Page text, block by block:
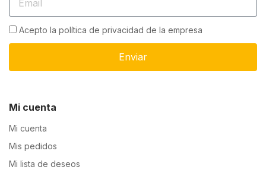
Acepto la política de privacidad de la empresa
Enviar
Mi cuenta
Mi cuenta
Mis pedidos
Mi lista de deseos